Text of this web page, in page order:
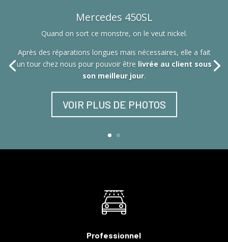
Mercedes 450SL
Quand on sort ce monstre, on le veut nickel.
Après des réparations longues mais nécessaires, elle a fait
un tour chez nous pour pouvoir être livrée au client sous
son meilleur jour.
VOIR PLUS DE PHOTOS
Professionnel